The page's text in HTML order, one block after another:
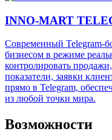
INNO-MART
Современный Telegram-
бизнесом в режиме
контролировать
показатели, заявки
прямо в Telegram,
из любой точки мира.
Возможности